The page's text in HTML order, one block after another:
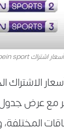
أسعار اشتراك bein sport في مصر
عرض جدول